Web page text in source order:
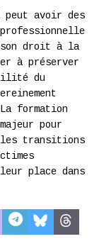
peut avoir des
son droit à la
à préserver
du
formation
pour
les transitions
place dans